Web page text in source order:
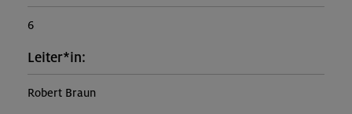
6
Leiter*in:
Robert Braun